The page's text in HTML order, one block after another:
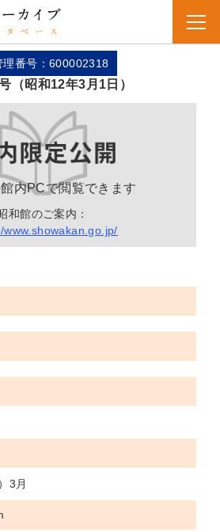
理番号：600002318
昭和12年3月1日）
内PCで閲覧できます
和館のご案内：
www.showakan.go.jp/
3月